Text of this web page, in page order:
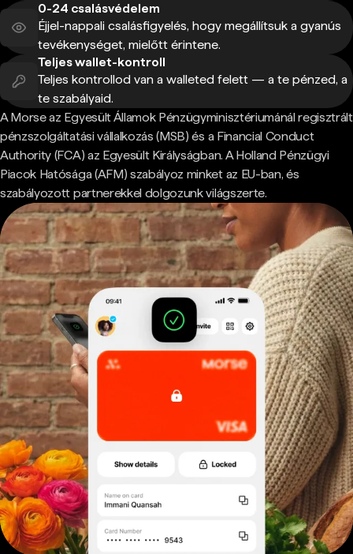
0-24 csalásvédelem
Éjjel-nappali csalásfigyelés, hogy megállítsuk a gyanús
tevékenységet, mielőtt érintene.
Teljes wallet-kontroll
Teljes kontrollod van a walleted felett — a te pénzed, a
te szabályaid.
A Morse az Egyesült Államok Pénzügyminisztériumánál regisztrált
pénzszolgáltatási vállalkozás (MSB) és a Financial Conduct
Authority (FCA) az Egyesült Királyságban. A Holland Pénzügyi
Piacok Hatósága (AFM) szabályoz minket az EU-ban, és
szabályozott partnerekkel dolgozunk világszerte.